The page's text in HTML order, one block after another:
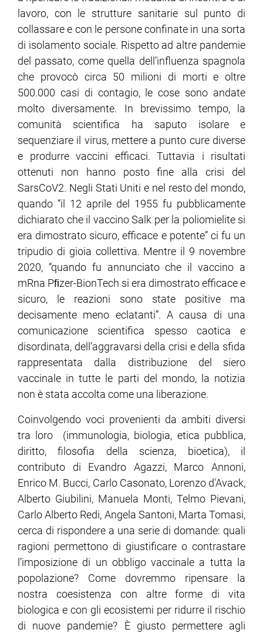
lavoro, con le strutture sanitarie sul punto di
collassare e con le persone confinate in una sorta
di isolamento sociale. Rispetto ad altre pandemie
del passato, come quella dell’influenza spagnola
che provocò circa 50 milioni di morti e oltre
500.000 casi di contagio, le cose sono andate
molto diversamente. In brevissimo tempo, la
comunità scientifica ha saputo isolare e
sequenziare il virus, mettere a punto cure diverse
e produrre vaccini efficaci. Tuttavia i risultati
ottenuti non hanno posto fine alla crisi del
SarsCoV2. Negli Stati Uniti e nel resto del mondo,
quando “il 12 aprile del 1955 fu pubblicamente
dichiarato che il vaccino Salk per la poliomielite si
era dimostrato sicuro, efficace e potente” ci fu un
tripudio di gioia collettiva. Mentre il 9 novembre
2020, “quando fu annunciato che il vaccino a
mRna Pﬁzer-BionTech si era dimostrato efficace e
sicuro, le reazioni sono state positive ma
decisamente meno eclatanti”. A causa di una
comunicazione scientifica spesso caotica e
disordinata, dell’aggravarsi della crisi e della sfida
rappresentata dalla distribuzione del siero
vaccinale in tutte le parti del mondo, la notizia
non è stata accolta come una liberazione.
Coinvolgendo voci provenienti da ambiti diversi
tra loro (immunologia, biologia, etica pubblica,
diritto, filosofia della scienza, bioetica), il
contributo di Evandro Agazzi, Marco Annoni,
Enrico M. Bucci, Carlo Casonato, Lorenzo d'Avack,
Alberto Giubilini, Manuela Monti, Telmo Pievani,
Carlo Alberto Redi, Angela Santoni, Marta Tomasi,
cerca di rispondere a una serie di domande: quali
ragioni permettono di giustificare o contrastare
l’imposizione di un obbligo vaccinale a tutta la
popolazione? Come dovremmo ripensare la
nostra coesistenza con altre forme di vita
biologica e con gli ecosistemi per ridurre il rischio
di nuove pandemie? È giusto permettere agli